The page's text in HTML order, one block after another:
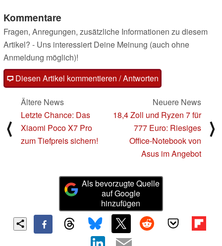
Kommentare
Fragen, Anregungen, zusätzliche Informationen zu diesem
Artikel? - Uns interessiert Deine Meinung (auch ohne
Anmeldung möglich)!
Diesen Artikel kommentieren / Antworten
⟨
Ältere News
Letzte Chance: Das
Xiaomi Poco X7 Pro
zum Tiefpreis sichern!
Neuere News
18,4 Zoll und Ryzen 7 für
777 Euro: Riesiges
Office-Notebook von
Asus im Angebot
⟩
Als bevorzugte Quelle
auf Google
hinzufügen